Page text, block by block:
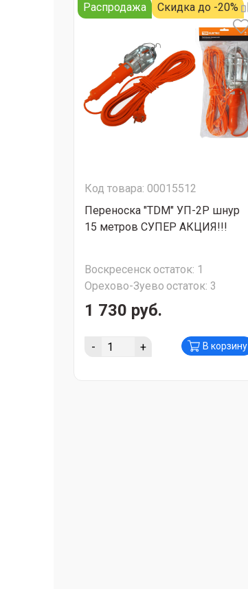
Распродажа Скидка до -20%
Код товара: 00015512
Переноска "TDM" УП-2Р шнур
15 метров СУПЕР АКЦИЯ!!!
Воскресенскостаток: 1
Орехово-Зуево остаток: 3
1 730 руб.
- + В корзину